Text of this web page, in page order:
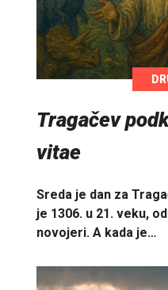
Tragačev
vitae
Sreda je dan za
je 1306. u 21. veku,
novojeri. A kada je…